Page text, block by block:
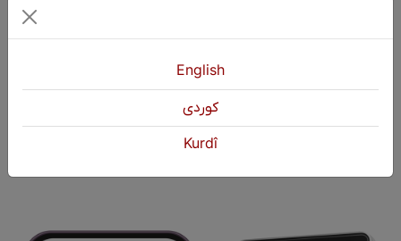
+964 751 430 3262
+964 751 460 9262
info@kurdshop.net
English
كوردی
Kurdî